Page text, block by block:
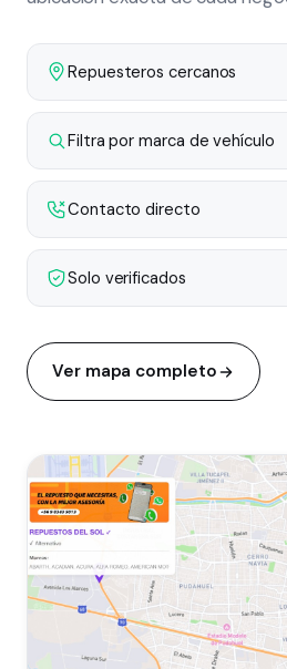
Repuesteros cercanos
Filtra por marca de vehículo
Contacto directo
Solo verificados
Ver mapa completo